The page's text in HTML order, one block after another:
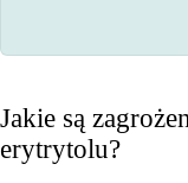
Jakie są
erytrytolu?